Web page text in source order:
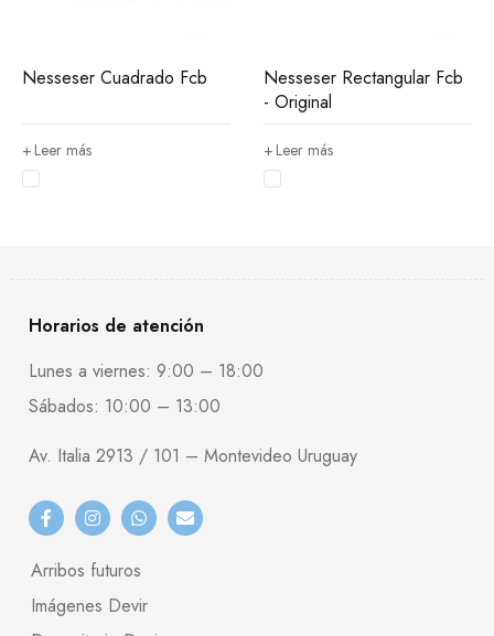
Nesseser Cuadrado Fcb
Leer más
Nesseser Rectangular Fcb
- Original
Leer más
Horarios de atención
Lunes a viernes: 9:00 – 18:00
Sábados: 10:00 – 13:00
Av. Italia 2913 / 101 – Montevideo Uruguay
Arribos futuros
Imágenes Devir